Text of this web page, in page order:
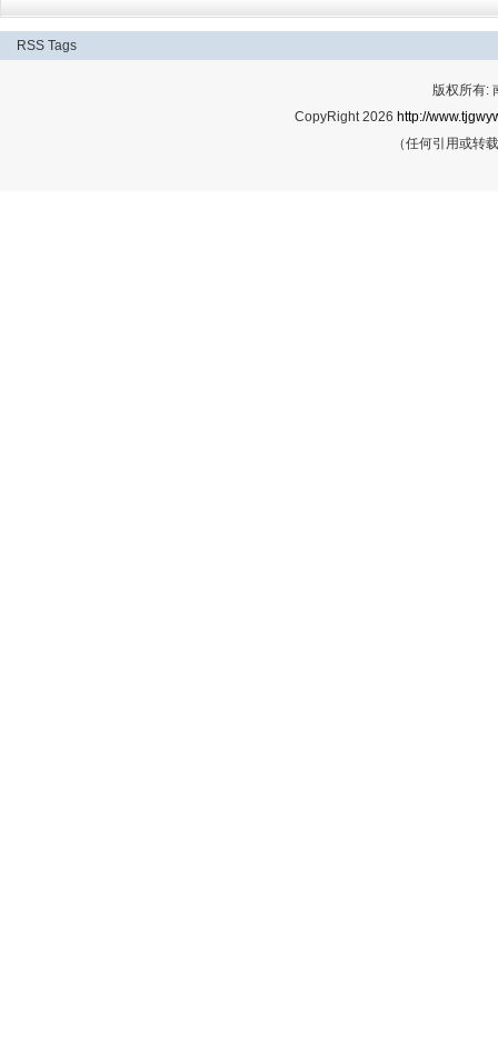
RSS Tags
版权所有:
CopyRight 2026 http://
（任何引用或转